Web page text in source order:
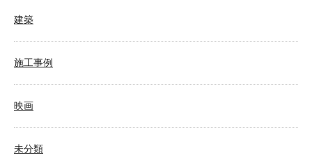
建築
施工事例
映画
未分類